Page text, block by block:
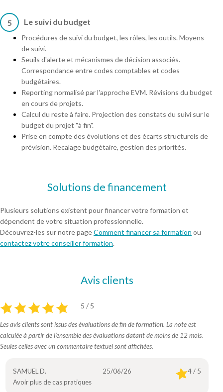
5 Le suivi du budget
Procédures de suivi du budget, les rôles, les outils. Moyens
de suivi.
Seuils d'alerte et mécanismes de décision associés.
Correspondance entre codes comptables et codes
budgétaires.
Reporting normalisé par l'approche EVM. Révisions du budget
en cours de projets.
Calcul du reste à faire. Projection des constats du suivi sur le
budget du projet "à fin".
Prise en compte des évolutions et des écarts structurels de
prévision. Recalage budgétaire, gestion des priorités.
Solutions de financement
Plusieurs solutions existent pour financer votre formation et
dépendent de votre situation professionnelle.
Découvrez-les sur notre pageComment financer sa formation ou
contactez votre conseiller formation.
Avis clients
5 / 5
Les avis clients sont issus des évaluations de fin de formation. La note est
calculée à partir de l’ensemble des évaluations datant de moins de 12 mois.
Seules celles avec un commentaire textuel sont affichées.
SAMUEL D. 25/06/26
4 / 5
Avoir plus de cas pratiques